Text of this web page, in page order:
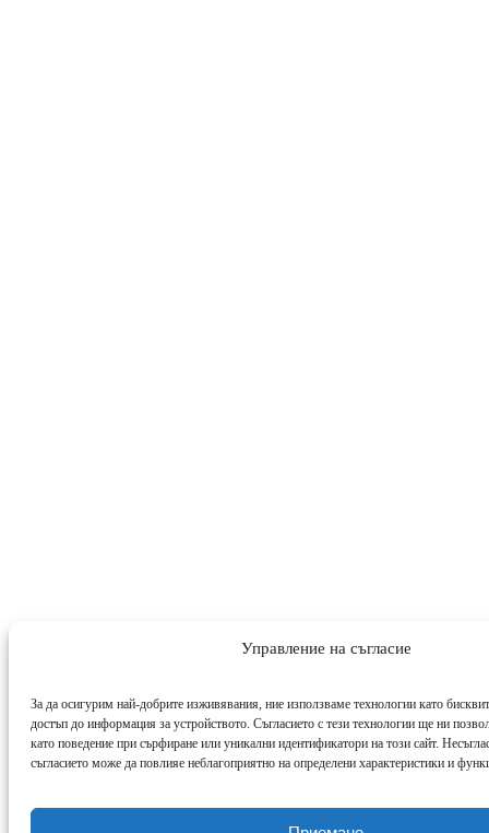
Управление на съгласие
За да осигурим най-добрите изживявания, ние използваме технологии като
достъп до информация за устройството. Съгласието с тези технологии ще ни
като поведение при сърфиране или уникални идентификатори на този сайт.
съгласието може да повлияе неблагоприятно на определени характеристики и